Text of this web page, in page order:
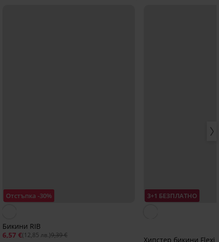
Отстъпка -30%
Бикини RIB
6,57 €(12,85 лв.)9,39 €
3+1 БЕЗПЛАТНО
Хипстер бикини Flexi